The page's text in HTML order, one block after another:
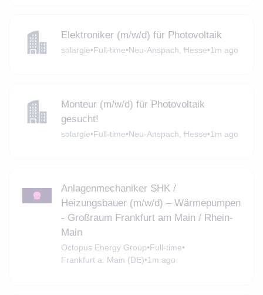
Elektroniker (m/w/d) für Photovoltaik
solargie•Full-time•Neu-Anspach, Hesse•1m ago
Monteur (m/w/d) für Photovoltaik
gesucht!
solargie•Full-time•Neu-Anspach, Hesse•1m ago
Anlagenmechaniker SHK /
Heizungsbauer (m/w/d) – Wärmepumpen
- Großraum Frankfurt am Main / Rhein-
Main
Octopus Energy Group•Full-time•
Frankfurt a. Main (DE)•1m ago